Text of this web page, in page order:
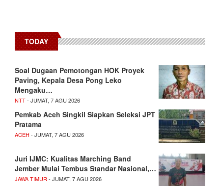
TODAY
​Soal Dugaan Pemotongan HOK Proyek
Paving, Kepala Desa Pong Leko
Mengaku…
NTT- JUMAT, 7 AGU 2026
Pemkab Aceh Singkil Siapkan Seleksi JPT
Pratama
ACEH - JUMAT, 7 AGU 2026
Juri IJMC: Kualitas Marching Band
Jember Mulai Tembus Standar Nasional,…
JAWA TIMUR- JUMAT, 7 AGU 2026